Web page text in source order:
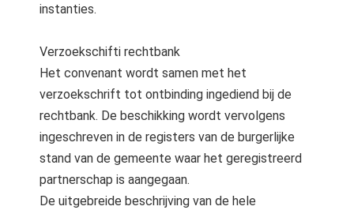
instanties.
Verzoekschifti rechtbank
Het convenant wordt samen met het
verzoekschrift tot ontbinding ingediend bij de
rechtbank. De beschikking wordt vervolgens
ingeschreven in de registers van de burgerlijke
stand van de gemeente waar het geregistreerd
partnerschap is aangegaan.
De uitgebreide beschrijving van de hele